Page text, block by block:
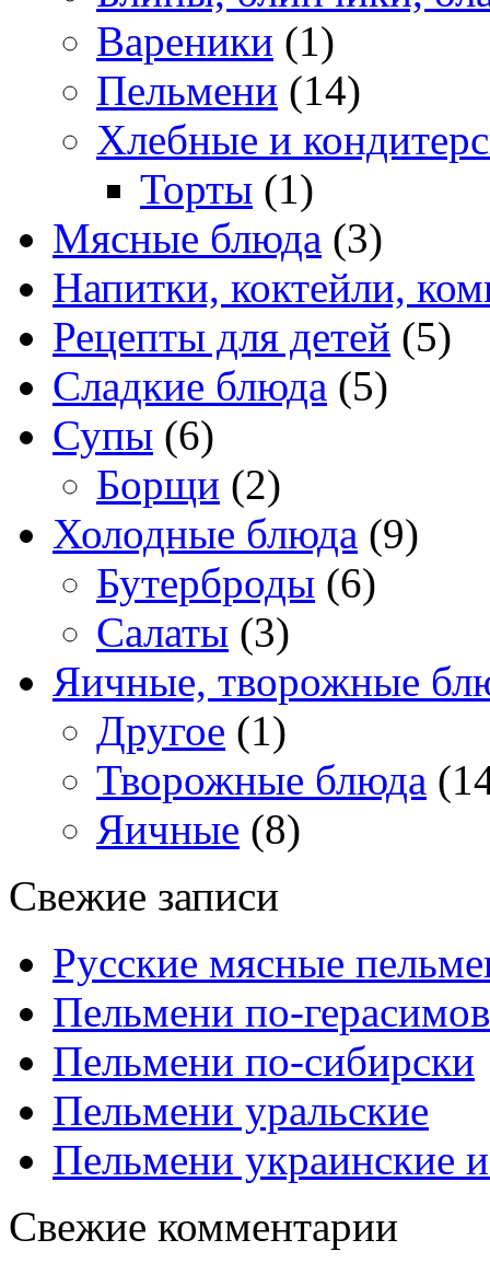
Вареники (1)
Пельмени (14)
Хлебные и
Торты (1)
Мясные блюда (3)
Напитки, коктейли,
Рецепты для детей (5)
Сладкие блюда (5)
Супы (6)
Борщи (2)
Холодные блюда (9)
Бутерброды (6)
Салаты (3)
Яичные, творожные
Другое (1)
Творожные блюда
Яичные (8)
Свежие записи
Русские мясные
Пельмени по-
Пельмени по-сибирски
Пельмени уральские
Пельмени украинские
Свежие комментарии